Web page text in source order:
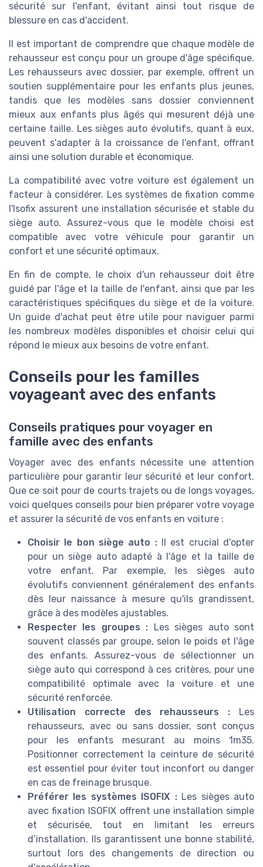
sécurité sur l'enfant, évitant ainsi tout risque de
blessure en cas d'accident.
Il est important de comprendre que chaque modèle de
rehausseur est conçu pour un groupe d'âge spécifique.
Les rehausseurs avec dossier, par exemple, offrent un
soutien supplémentaire pour les enfants plus jeunes,
tandis que les modèles sans dossier conviennent
mieux aux enfants plus âgés qui mesurent déjà une
certaine taille. Les sièges auto évolutifs, quant à eux,
peuvent s'adapter à la croissance de l'enfant, offrant
ainsi une solution durable et économique.
La compatibilité avec votre voiture est également un
facteur à considérer. Les systèmes de fixation comme
l'Isofix assurent une installation sécurisée et stable du
siège auto. Assurez-vous que le modèle choisi est
compatible avec votre véhicule pour garantir un
confort et une sécurité optimaux.
En fin de compte, le choix d'un rehausseur doit être
guidé par l'âge et la taille de l'enfant, ainsi que par les
caractéristiques spécifiques du siège et de la voiture.
Un guide d'achat peut être utile pour naviguer parmi
les nombreux modèles disponibles et choisir celui qui
répond le mieux aux besoins de votre enfant.
Conseils pour les familles
voyageant avec des enfants
Conseils pratiques pour voyager en
famille avec des enfants
Voyager avec des enfants nécessite une attention
particulière pour garantir leur sécurité et leur confort.
Que ce soit pour de courts trajets ou de longs voyages,
voici quelques conseils pour bien préparer votre voyage
et assurer la sécurité de vos enfants en voiture :
Choisir le bon siège auto :Il est crucial d'opter
pour un siège auto adapté à l'âge et la taille de
votre enfant. Par exemple, les sièges auto
évolutifs conviennent généralement des enfants
dès leur naissance à mesure qu'ils grandissent,
grâce à des modèles ajustables.
Respecter les groupes : Les sièges auto sont
souvent classés par groupe, selon le poids et l'âge
des enfants. Assurez-vous de sélectionner un
siège auto qui correspond à ces critères, pour une
compatibilité optimale avec la voiture et une
sécurité renforcée.
Utilisation correcte des rehausseurs : Les
rehausseurs, avec ou sans dossier, sont conçus
pour les enfants mesurant au moins 1m35.
Positionner correctement la ceinture de sécurité
est essentiel pour éviter tout inconfort ou danger
en cas de freinage brusque.
Préférer les systèmes ISOFIX :Les sièges auto
avec fixation ISOFIX offrent une installation simple
et sécurisée, tout en limitant les erreurs
d’installation. Ils garantissent une bonne stabilité,
surtout lors des changements de direction ou